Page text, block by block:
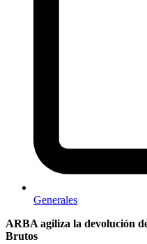
Generales
ARBA agiliza la devolución
Brutos